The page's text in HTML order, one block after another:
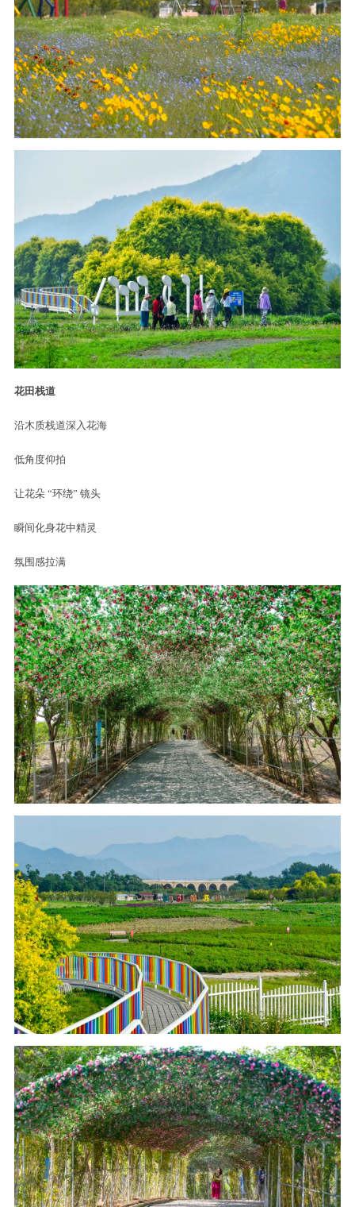
花田栈道
沿木质栈道深入花海
低角度仰拍
让花朵 “环绕” 镜头
瞬间化身花中精灵
氛围感拉满